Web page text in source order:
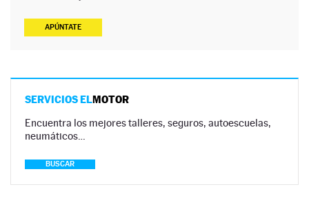
APÚNTATE
SERVICIOS ELMOTOR
Encuentra los mejores talleres, seguros, autoescuelas,
neumáticos…
BUSCAR